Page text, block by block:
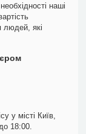
наші
людей, які
у місті Київ,
18:00.